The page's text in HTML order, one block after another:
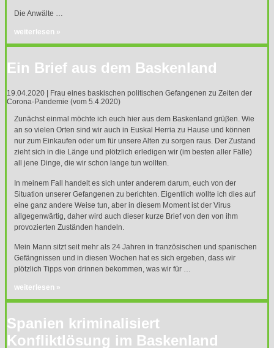
Die Anwälte …
weiterlesen »
Ein Brief aus dem Baskenland
19.04.2020 | Frau eines baskischen politischen Gefangenen zu Zeiten der
Corona-Pandemie (vom 5.4.2020)
Zunächst einmal möchte ich euch hier aus dem Baskenland grüβen. Wie
an so vielen Orten sind wir auch in Euskal Herria zu Hause und können
nur zum Einkaufen oder um für unsere Alten zu sorgen raus. Der Zustand
zieht sich in die Länge und plötzlich erledigen wir (im besten aller Fälle)
all jene Dinge, die wir schon lange tun wollten.
In meinem Fall handelt es sich unter anderem darum, euch von der
Situation unserer Gefangenen zu berichten. Eigentlich wollte ich dies auf
eine ganz andere Weise tun, aber in diesem Moment ist der Virus
allgegenwärtig, daher wird auch dieser kurze Brief von den von ihm
provozierten Zuständen handeln.
Mein Mann sitzt seit mehr als 24 Jahren in französischen und spanischen
Gefängnissen und in diesen Wochen hat es sich ergeben, dass wir
plötzlich Tipps von drinnen bekommen, was wir für …
weiterlesen »
Spanien kriminalisiert
Konfliktlösung im Baskenland